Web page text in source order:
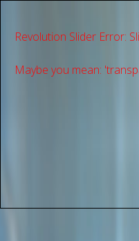
Revolution Slider Error:
Maybe you mean: